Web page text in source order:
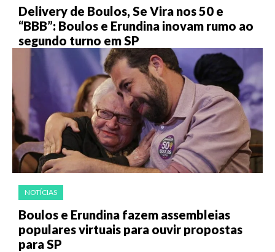
Delivery de Boulos, Se Vira nos 50 e
“BBB”: Boulos e Erundina inovam rumo ao
segundo turno em SP
NOTÍCIAS
Boulos e Erundina fazem assembleias
populares virtuais para ouvir propostas
para SP